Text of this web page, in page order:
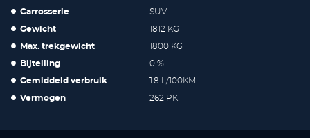
Carrosserie SUV
Gewicht 1812 KG
Max. trekgewicht 1800 KG
Bijtelling 0 %
Gemiddeld verbruik 1.8 L/100KM
Vermogen 262 PK